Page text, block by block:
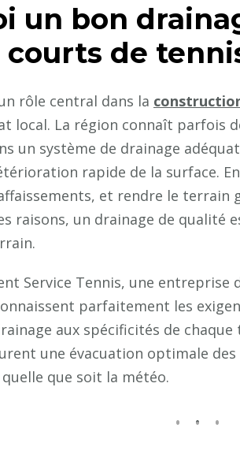
un bon
courts de
rôle central dans la
local. La région connaît parfois
un système de drainage
rapide de la surface.
et rendre le
raisons, un drainage de
Service Tennis, une entreprise
parfaitement les
aux spécificités de
une évacuation optimale
que soit la météo.